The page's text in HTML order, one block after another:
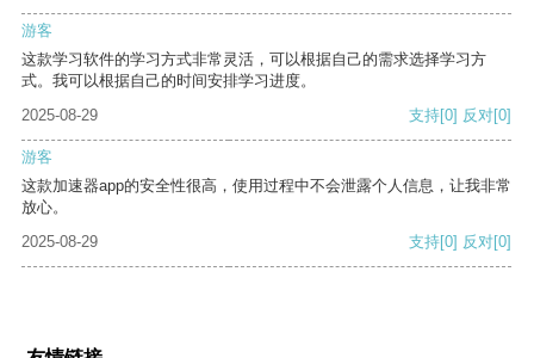
游客
这款学习软件的学习方式非常灵活，可以根据自己的需求选择学习方
式。我可以根据自己的时间安排学习进度。
2025-08-29
支持[0] 反对[0]
游客
这款加速器app的安全性很高，使用过程中不会泄露个人信息，让我非常
放心。
2025-08-29
支持[0] 反对[0]